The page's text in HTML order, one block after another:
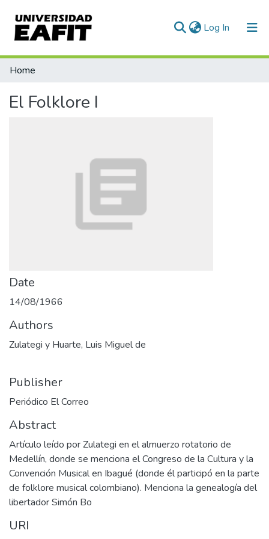
Log In (current)
Communities & Collections
Home
El Folklore I
Date
14/08/1966
Authors
Zulategi y Huarte, Luis Miguel de
Publisher
Periódico El Correo
Abstract
Artículo leído por Zulategi en el almuerzo rotatorio de
Medellín, donde se menciona el Congreso de la Cultura y la
Convención Musical en Ibagué (donde él participó en la parte
de folklore musical colombiano). Menciona la genealogía del
libertador Simón Bo
URI